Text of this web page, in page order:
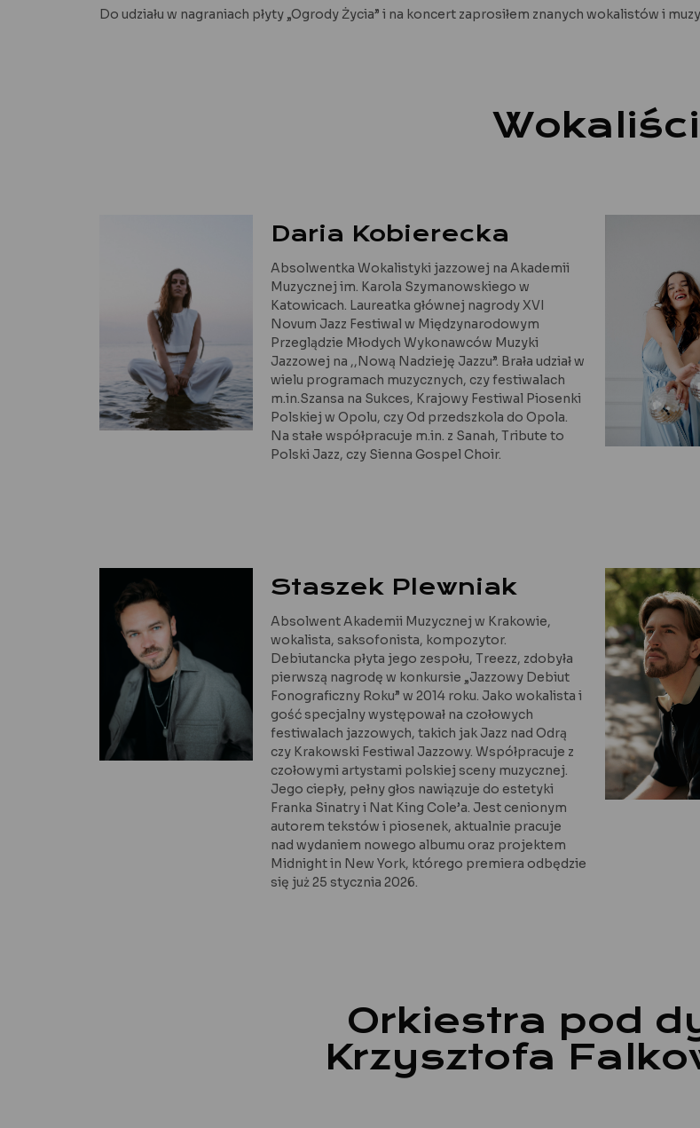
Do udziału w nagraniach płyty „Ogrody Życia” i na koncert zaprosiłem znanych wokalistów i
Wokaliści
Daria Kobierecka
Absolwentka Wokalistyki jazzowej na Akademii
Muzycznej im. Karola Szymanowskiego w
Katowicach. Laureatka głównej nagrody XVI
Novum Jazz Festiwal w Międzynarodowym
Przeglądzie Młodych Wykonawców Muzyki
Jazzowej na ,,Nową Nadzieję Jazzu”. Brała udział w
wielu programach muzycznych, czy festiwalach
m.in.Szansa na Sukces, Krajowy Festiwal Piosenki
Polskiej w Opolu, czy Od przedszkola do Opola.
Na stałe współpracuje m.in. z Sanah, Tribute to
Polski Jazz, czy Sienna Gospel Choir.
Staszek Plewniak
Absolwent Akademii Muzycznej w Krakowie,
wokalista, saksofonista, kompozytor.
Debiutancka płyta jego zespołu, Treezz, zdobyła
pierwszą nagrodę w konkursie „Jazzowy Debiut
Fonograficzny Roku” w 2014 roku. Jako wokalista i
gość specjalny występował na czołowych
festiwalach jazzowych, takich jak Jazz nad Odrą
czy Krakowski Festiwal Jazzowy. Współpracuje z
czołowymi artystami polskiej sceny muzycznej.
Jego ciepły, pełny głos nawiązuje do estetyki
Franka Sinatry i Nat King Cole’a. Jest cenionym
autorem tekstów i piosenek, aktualnie pracuje
nad wydaniem nowego albumu oraz projektem
Midnight in New York, którego premiera odbędzie
się już 25 stycznia 2026.
Orkiestra pod
Krzysztofa